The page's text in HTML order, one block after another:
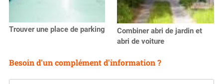
Trouver une place de parking
Combiner abri de jardin et
abri de voiture
Besoin d'un complément d'information ?